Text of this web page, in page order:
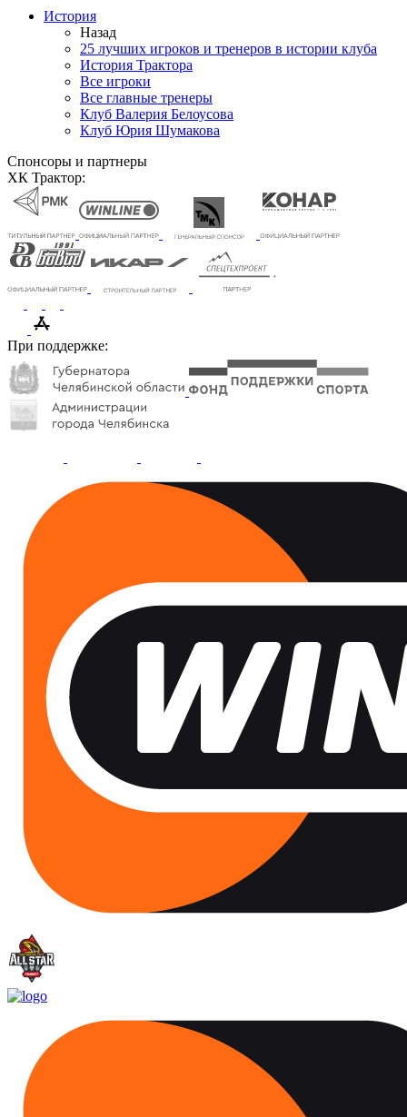
История
Назад
25 лучших игроков и тренеров в истории клуба
История Трактора
Все игроки
Все главные тренеры
Клуб Валерия Белоусова
Клуб Юрия Шумакова
Спонсоры и партнеры
ХК Трактор:
При поддержке: